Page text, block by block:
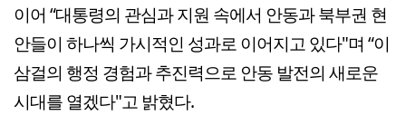
이어 “대통령의 관심과 지원 속에서 안동과 북부권 현
안들이 하나씩 가시적인 성과로 이어지고 있다"며 “이
삼걸의 행정 경험과 추진력으로 안동 발전의 새로운
시대를 열겠다"고 밝혔다.